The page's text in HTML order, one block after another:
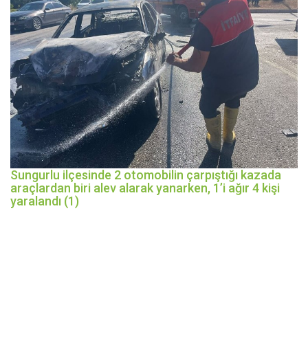
Sungurlu ilçesinde 2 otomobilin çarpıştığı kazada
araçlardan biri alev alarak yanarken, 1’i ağır 4 kişi
yaralandı (1)